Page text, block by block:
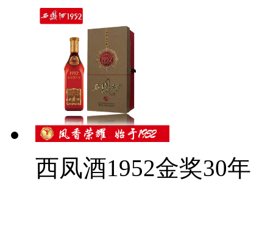
西凤酒1952金奖30年